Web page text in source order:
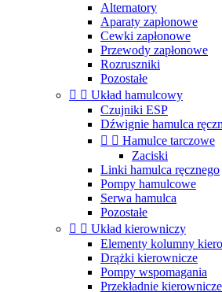
Alternatory
Aparaty zapłonowe
Cewki zapłonowe
Przewody zapłonowe
Rozruszniki
Pozostałe
  Układ hamulcowy
Czujniki ESP
Dźwignie hamulca
  Hamulce tarczowe
Zaciski
Linki hamulca ręcznego
Pompy hamulcowe
Serwa hamulca
Pozostałe
  Układ kierowniczy
Elementy kolumny
Drążki kierownicze
Pompy wspomagania
Przekładnie kierownicze